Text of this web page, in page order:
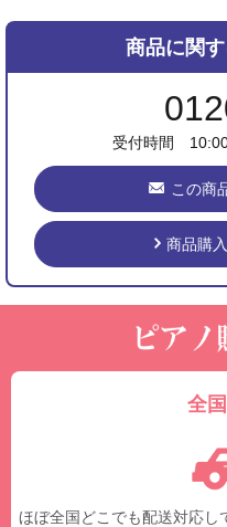
商品に関
受付時間 10:00
この商
商品購
全
ほぼ全国どこでも配送対応し